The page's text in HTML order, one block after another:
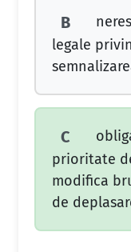
B
legale
C
prioritate
modifica
de